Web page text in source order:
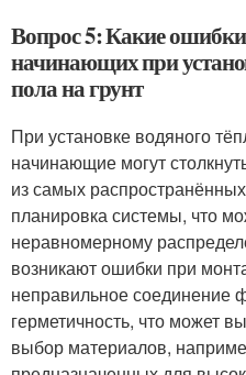
Вопрос 5: Какие
начинающих при
пола на грунт
При установке водяного
начинающие могут
из самых
планировка системы, что
неравномерному
возникают ошибки при
неправильное соединение
герметичность, что может
выбор материалов,